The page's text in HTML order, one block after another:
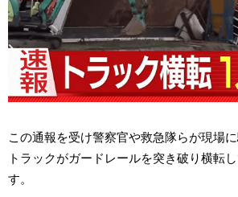
この通報を受け警察官や救急隊らが現場に
トラックがガードレールを突き破り横転
す。